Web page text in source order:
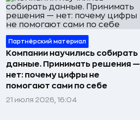
Партнёрский материал
Компании научились собирать
данные. Принимать решения —
нет: почему цифры не
помогают сами по себе
21 июля 2026, 16:04